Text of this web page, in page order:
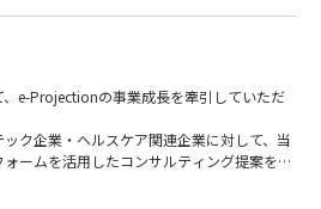
なれる
いて、当社のサービスをさらに拡大させ
。
、ご自身の成長にもつながります。
実務経験
たいため、Webディレクションの経験は必
e-Projectionの事業成長を牽引していただ
ク企業・ヘルスケア関連企業に対して、当
ームを活用したコンサルティング提案を行
、プロジェクト推進を担っていただきま